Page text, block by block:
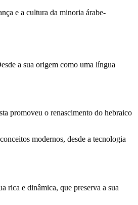
e a cultura da minoria árabe-
a sua origem como uma língua
promoveu o renascimento do hebraico
modernos, desde a tecnologia
rica e dinâmica, que preserva a sua